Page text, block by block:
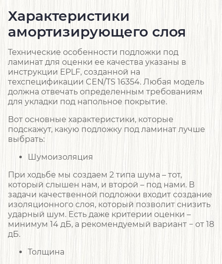
Характеристики
амортизирующего слоя
Технические особенности подложки под
ламинат для оценки ее качества указаны в
инструкции EPLF, созданной на
техспецификации CEN/TS 16354. Любая модель
должна отвечать определенным требованиям
для укладки под напольное покрытие.
Вот основные характеристики, которые
подскажут, какую подложку под ламинат лучше
выбрать:
Шумоизоляция
При ходьбе мы создаем 2 типа шума – тот,
который слышен нам, и второй – под нами. В
задачи качественной подложки входит создание
изоляционного слоя, который позволит снизить
ударный шум. Есть даже критерии оценки –
минимум 14 дБ, а рекомендуемый вариант − от 18
дБ.
Толщина